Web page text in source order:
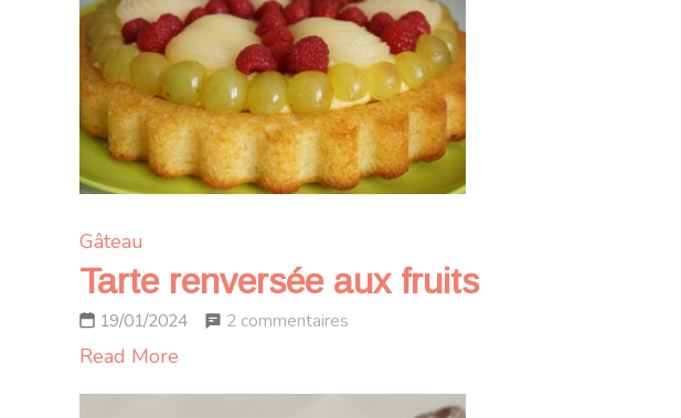
Gâteau
Tarte renversée aux fruits
19/01/2024 2 commentaires
renversée
Read More